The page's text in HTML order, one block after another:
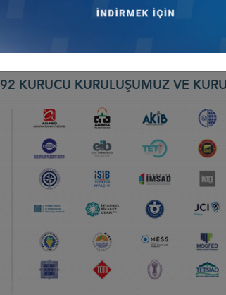
Türkiye - Uganda İş Konseyi
92 KURUCU KURULUŞUMUZ VE